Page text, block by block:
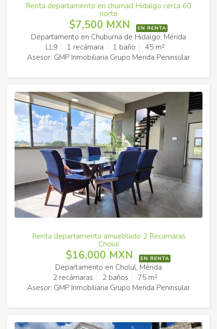
Renta departamento en churnad Hidalgo cerca 60
norte
$7,500 MXN EN RENTA
Departamento en Chuburna de Hidalgo, Mérida
LL9
1 recámara 1 baño
45 m²
Asesor: GMP Inmobiliaria Grupo Merida Peninsular
Renta departamento amueblado 2 Recamaras
Cholul
$16,000 MXN EN RENTA
Departamento en Cholul, Mérida
2 recámaras
2 baños
75 m²
Asesor: GMP Inmobiliaria Grupo Merida Peninsular